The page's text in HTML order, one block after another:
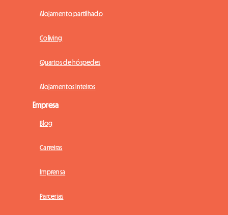
Alojamento partilhado
Coliving
Quartos de hóspedes
Alojamentos inteiros
Empresa
Blog
Carreiras
Imprensa
Parcerias